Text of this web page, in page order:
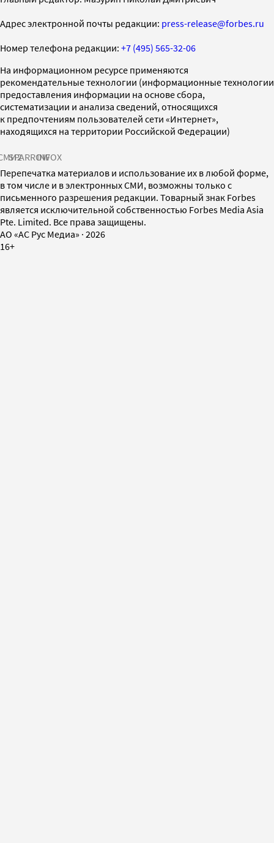
Адрес электронной почты редакции: press-release@forbes.ru
Номер телефона редакции: +7 (495) 565-32-06
На информационном ресурсе применяются
рекомендательные технологии (информационные технологии
предоставления информации на основе сбора,
систематизации и анализа сведений, относящихся
к предпочтениям пользователей сети «Интернет»,
находящихся на территории Российской Федерации)
SPARROWINFOX
Перепечатка материалов и использование их в любой форме,
в том числе и в электронных СМИ, возможны только с
письменного разрешения редакции. Товарный знак Forbes
является исключительной собственностью Forbes Media Asia
Pte. Limited. Все права защищены.
AO «АС Рус Медиа» · 2026
16+